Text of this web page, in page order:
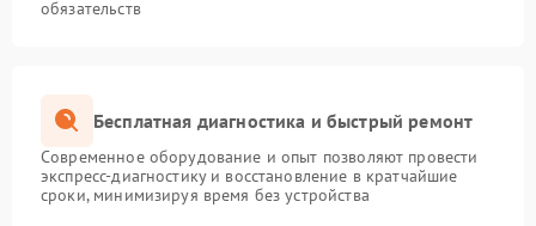
обязательств
Бесплатная диагностика и быстрый ремонт
Современное оборудование и опыт позволяют провести
экспресс-диагностику и восстановление в кратчайшие
сроки, минимизируя время без устройства